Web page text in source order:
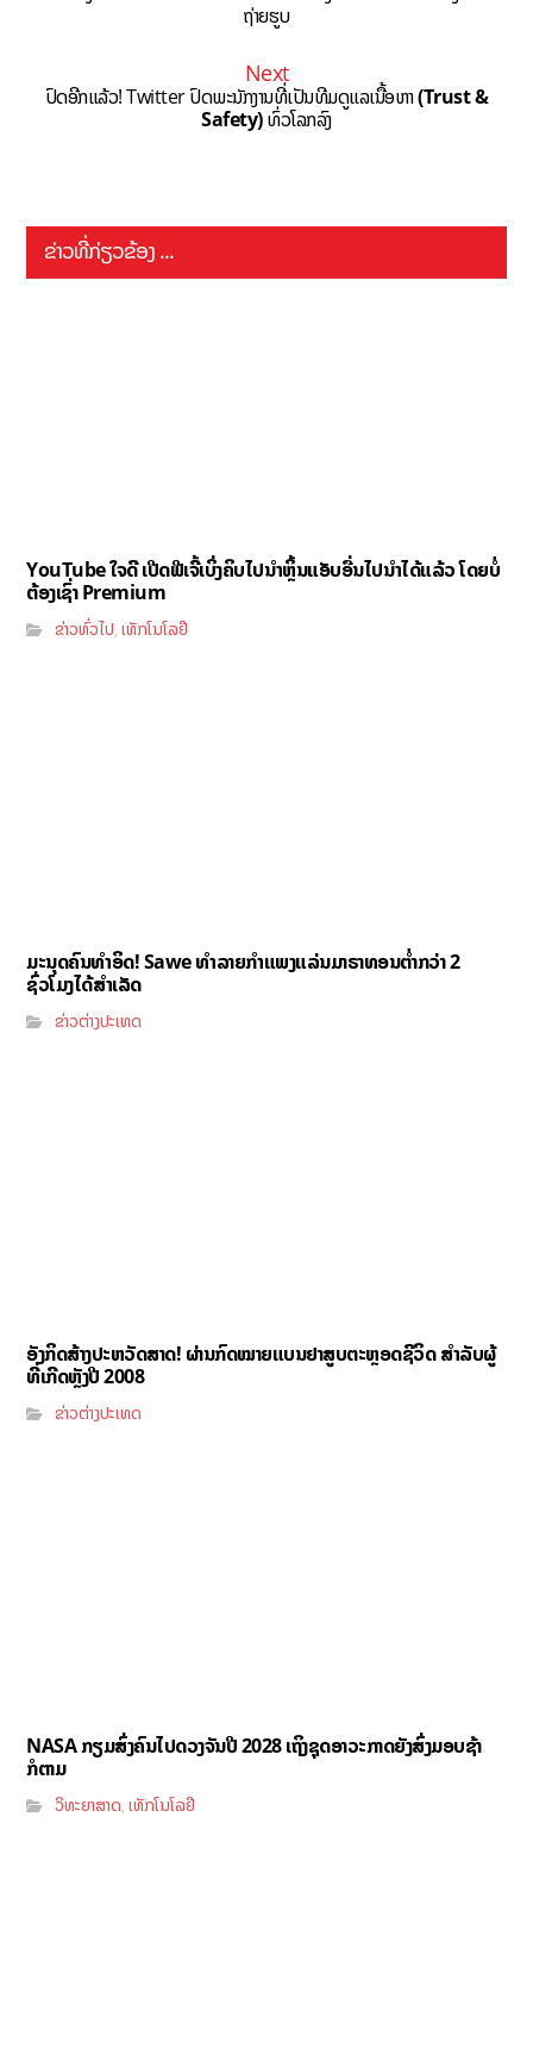
ຖ່າຍຮູບ
Next
ປົດອີກແລ້ວ! Twitter ປົດພະນັກງານທີ່ເປັນທີມດູແລເນື້ອຫາ(Trust &
Safety)ທົ່ວໂລກລົງ
ຂ່າວທີ່ກ່ຽວຂ້ອງ ...
YouTube ໃຈດີ ເປີດຟີເຈີ້ເບິ່ງຄິບໄປນຳຫຼິ້ນແອັບອື່ນໄປນຳໄດ້ແລ້ວ ໂດຍບໍ່
ຕ້ອງເຊົ່າ Premium
ຂ່າວທົ່ວໄປ,ເທັກໂນໂລຢີ
ມະນຸດຄົນທຳອິດ! Sawe ທຳລາຍກຳແພງແລ່ນມາຣາທອນຕ່ຳກວ່າ 2
ຊົ່ວໂມງໄດ້ສຳເລັດ
ຂ່າວຕ່າງປະເທດ
ອັງກິດສ້າງປະຫວັດສາດ! ຜ່ານກົດໝາຍແບນຢາສູບຕະຫຼອດຊີວິດ ສຳລັບຜູ້
ທີ່ເກີດຫຼັງປີ 2008
ຂ່າວຕ່າງປະເທດ
NASA ກຽມສົ່ງຄົນໄປດວງຈັນປີ 2028 ເຖິງຊຸດອາວະກາດຍັງສົ່ງມອບຊ້າ
ກໍຕາມ
ວິທະຍາສາດ,ເທັກໂນໂລຢີ